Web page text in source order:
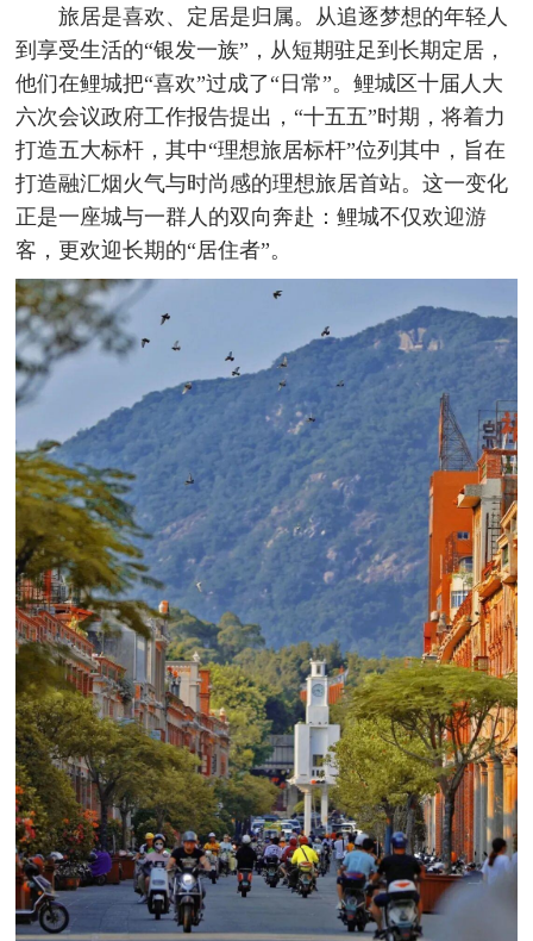
旅居是喜欢、定居是归属。从追逐梦想的年轻人
到享受生活的“银发一族”，从短期驻足到长期定居，
他们在鲤城把“喜欢”过成了“日常”。鲤城区十届人大
六次会议政府工作报告提出，“十五五”时期，将着力
打造五大标杆，其中“理想旅居标杆”位列其中，旨在
打造融汇烟火气与时尚感的理想旅居首站。这一变化
正是一座城与一群人的双向奔赴：鲤城不仅欢迎游
客，更欢迎长期的“居住者”。